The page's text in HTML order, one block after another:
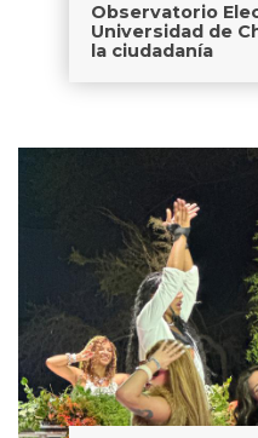
Observatorio
Universidad de
la ciudadanía